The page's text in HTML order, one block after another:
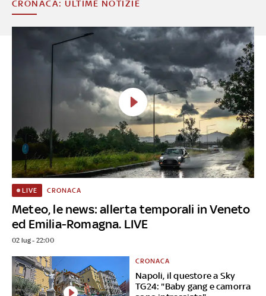
CRONACA: ULTIME NOTIZIE
Meteo, le news: allerta temporali in Veneto
ed Emilia-Romagna. LIVE
LIVE CRONACA
02 lug - 22:00
Napoli, il questore a Sky
TG24: "Baby gang e camorra
CRONACA